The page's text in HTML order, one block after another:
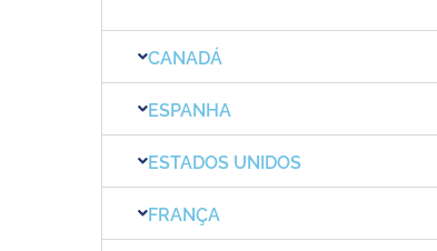
CANADÁ
ESPANHA
ESTADOS UNIDOS
FRANÇA